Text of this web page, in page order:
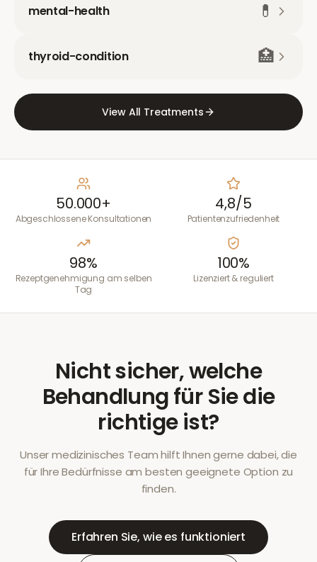
mental-health 💊
thyroid-condition 🏥
View All Treatments
50.000+
Abgeschlossene Konsultationen
4,8/5
Patientenzufriedenheit
98%
Rezeptgenehmigung am selben
Tag
100%
Lizenziert & reguliert
Nicht sicher, welche
Behandlung für Sie die
richtige ist?
Unser medizinisches Team hilft Ihnen gerne dabei, die
für Ihre Bedürfnisse am besten geeignete Option zu
finden.
Erfahren Sie, wie es funktioniert